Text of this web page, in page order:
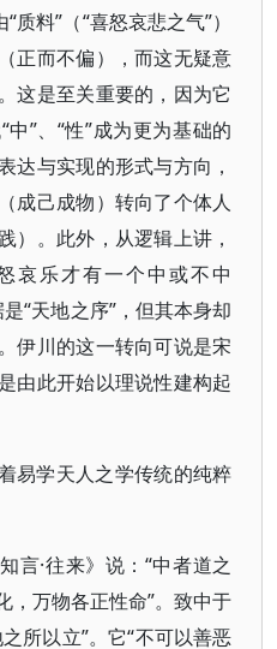
质料”（“喜怒哀悲之气”）
正而不偏），而这无疑意
这是至关重要的，因为它
”、“性”成为更为基础的
达与实现的形式与方向，
成己成物）转向了个体人
）。此外，从逻辑上讲，
哀乐才有一个中或不中
“天地之序”，但其本身却
伊川的这一转向可说是宋
由此开始以理说性建构起
易学天人之学传统的纯粹
言·往来》说：“中者道之
，万物各正性命”。致中于
所以立”。它“不可以善恶